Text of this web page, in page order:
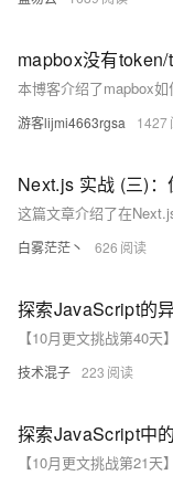
游客lijmi4663rgsa 1427
白雾茫茫丶 626
探索JavaScript的
技术混子 223
探索JavaScript中